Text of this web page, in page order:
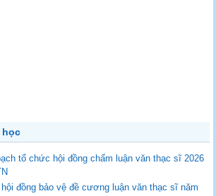
học
tổ chức hội đồng chấm luận văn thạc sĩ 2026
đồng bảo vệ đề cương luận văn thạc sĩ năm